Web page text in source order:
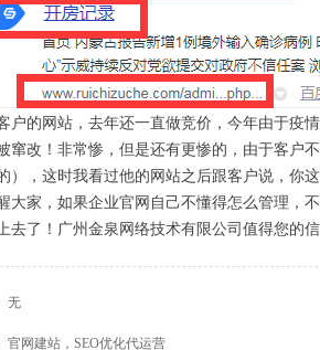
无
官网建站，SEO优化代运营
户的网站，去年还一直做竞价，今年由于疫
窜改！非常惨，但是还有更惨的，由于客户
），这时我看过他的网站之后跟客户说，你
大家，如果企业官网自己不懂得怎么管理，
去了！广州金泉网络技术有限公司值得您的